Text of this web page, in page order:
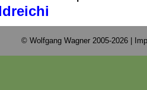
© Wolfgang Wagner 2005-2026 |